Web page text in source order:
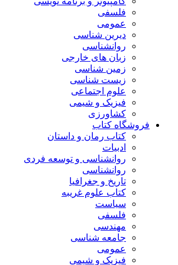
فلسفی
عمومی
دیرین شناسی
روانشناسی
زبان های خارجی
زمین شناسی
زیست شناسی
علوم اجتماعی
فیزیک و شیمی
کشاورزی
فروشگاه کتاب
کتاب رمان و داستان
ادبیات
روانشناسی و توسعه فردی
روانشناسی
تاریخ و جغرافیا
کتاب علوم غریبه
سیاست
فلسفی
مهندسی
جامعه شناسی
عمومی
فیزیک و شیمی